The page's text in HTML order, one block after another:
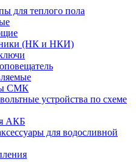
для теплого пола
(НК и НКИ)
СМК
устройства по схеме
АКБ
для водосливной